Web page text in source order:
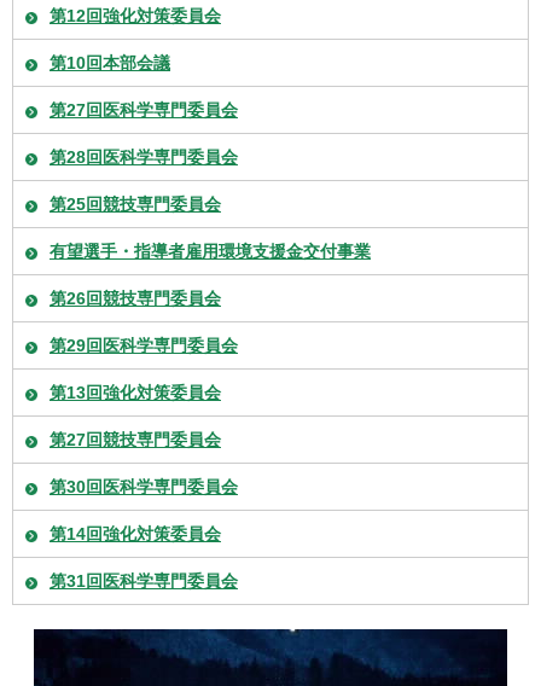
第12回強化対策委員会
第10回本部会議
第27回医科学専門委員会
第28回医科学専門委員会
第25回競技専門委員会
有望選手・指導者雇用環境支援金交付事業
第26回競技専門委員会
第29回医科学専門委員会
第13回強化対策委員会
第27回競技専門委員会
第30回医科学専門委員会
第14回強化対策委員会
第31回医科学専門委員会